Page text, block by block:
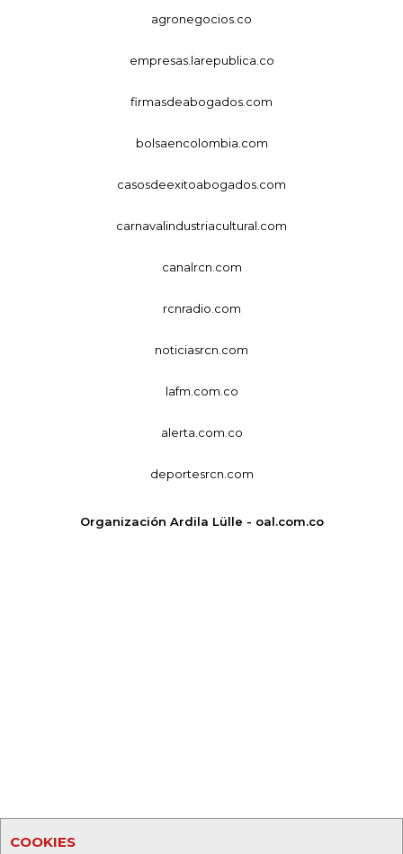
COOKIES
agronegocios.co
empresas.larepublica.co
firmasdeabogados.com
bolsaencolombia.com
casosdeexitoabogados.com
carnavalindustriacultural.com
canalrcn.com
rcnradio.com
noticiasrcn.com
lafm.com.co
alerta.com.co
deportesrcn.com
Organización Ardila Lülle - oal.com.co